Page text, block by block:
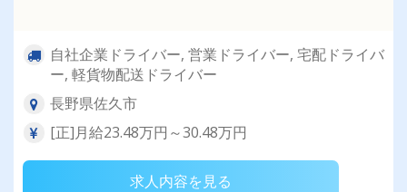
自社企業ドライバー, 営業ドライバー, 宅配ドライバ
ー, 軽貨物配送ドライバー
長野県佐久市
[正]月給23.48万円～30.48万円
求人内容を見る